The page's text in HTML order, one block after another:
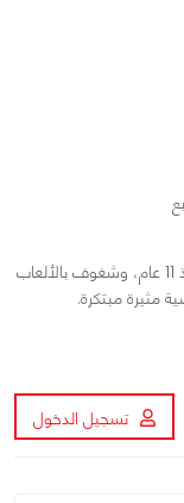
مراجع ومحرر لأخبار ألعاب الفيديو والمجال التقني منذ 11 عام، وشغوف بالألعاب
مثيرة مبتكرة.
تسجيل الدخول